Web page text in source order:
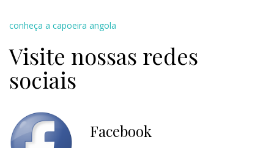
conheça a capoeira angola
Visite nossas redes
sociais
Facebook